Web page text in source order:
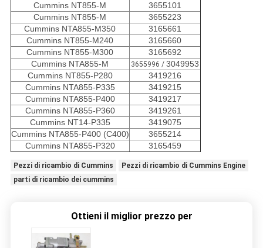
Cummins NT855-M
3655101
Cummins NT855-M
3655223
Cummins NTA855-M350
3165661
Cummins NT855-M240
3165660
Cummins NT855-M300
3165692
Cummins NTA855-M
3655996 / 3049953
Cummins NT855-P280
3419216
Cummins NTA855-P335
3419215
Cummins NTA855-P400
3419217
Cummins NTA855-P360
3419261
Cummins NT14-P335
3419075
Cummins NTA855-P400 (C400)
3655214
Cummins NTA855-P320
3165459
Pezzi di ricambio di Cummins
Pezzi di ricambio di Cummins Engine
parti di ricambio dei cummins
Ottieni il miglior prezzo per